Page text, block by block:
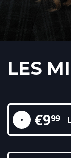
LES
€999